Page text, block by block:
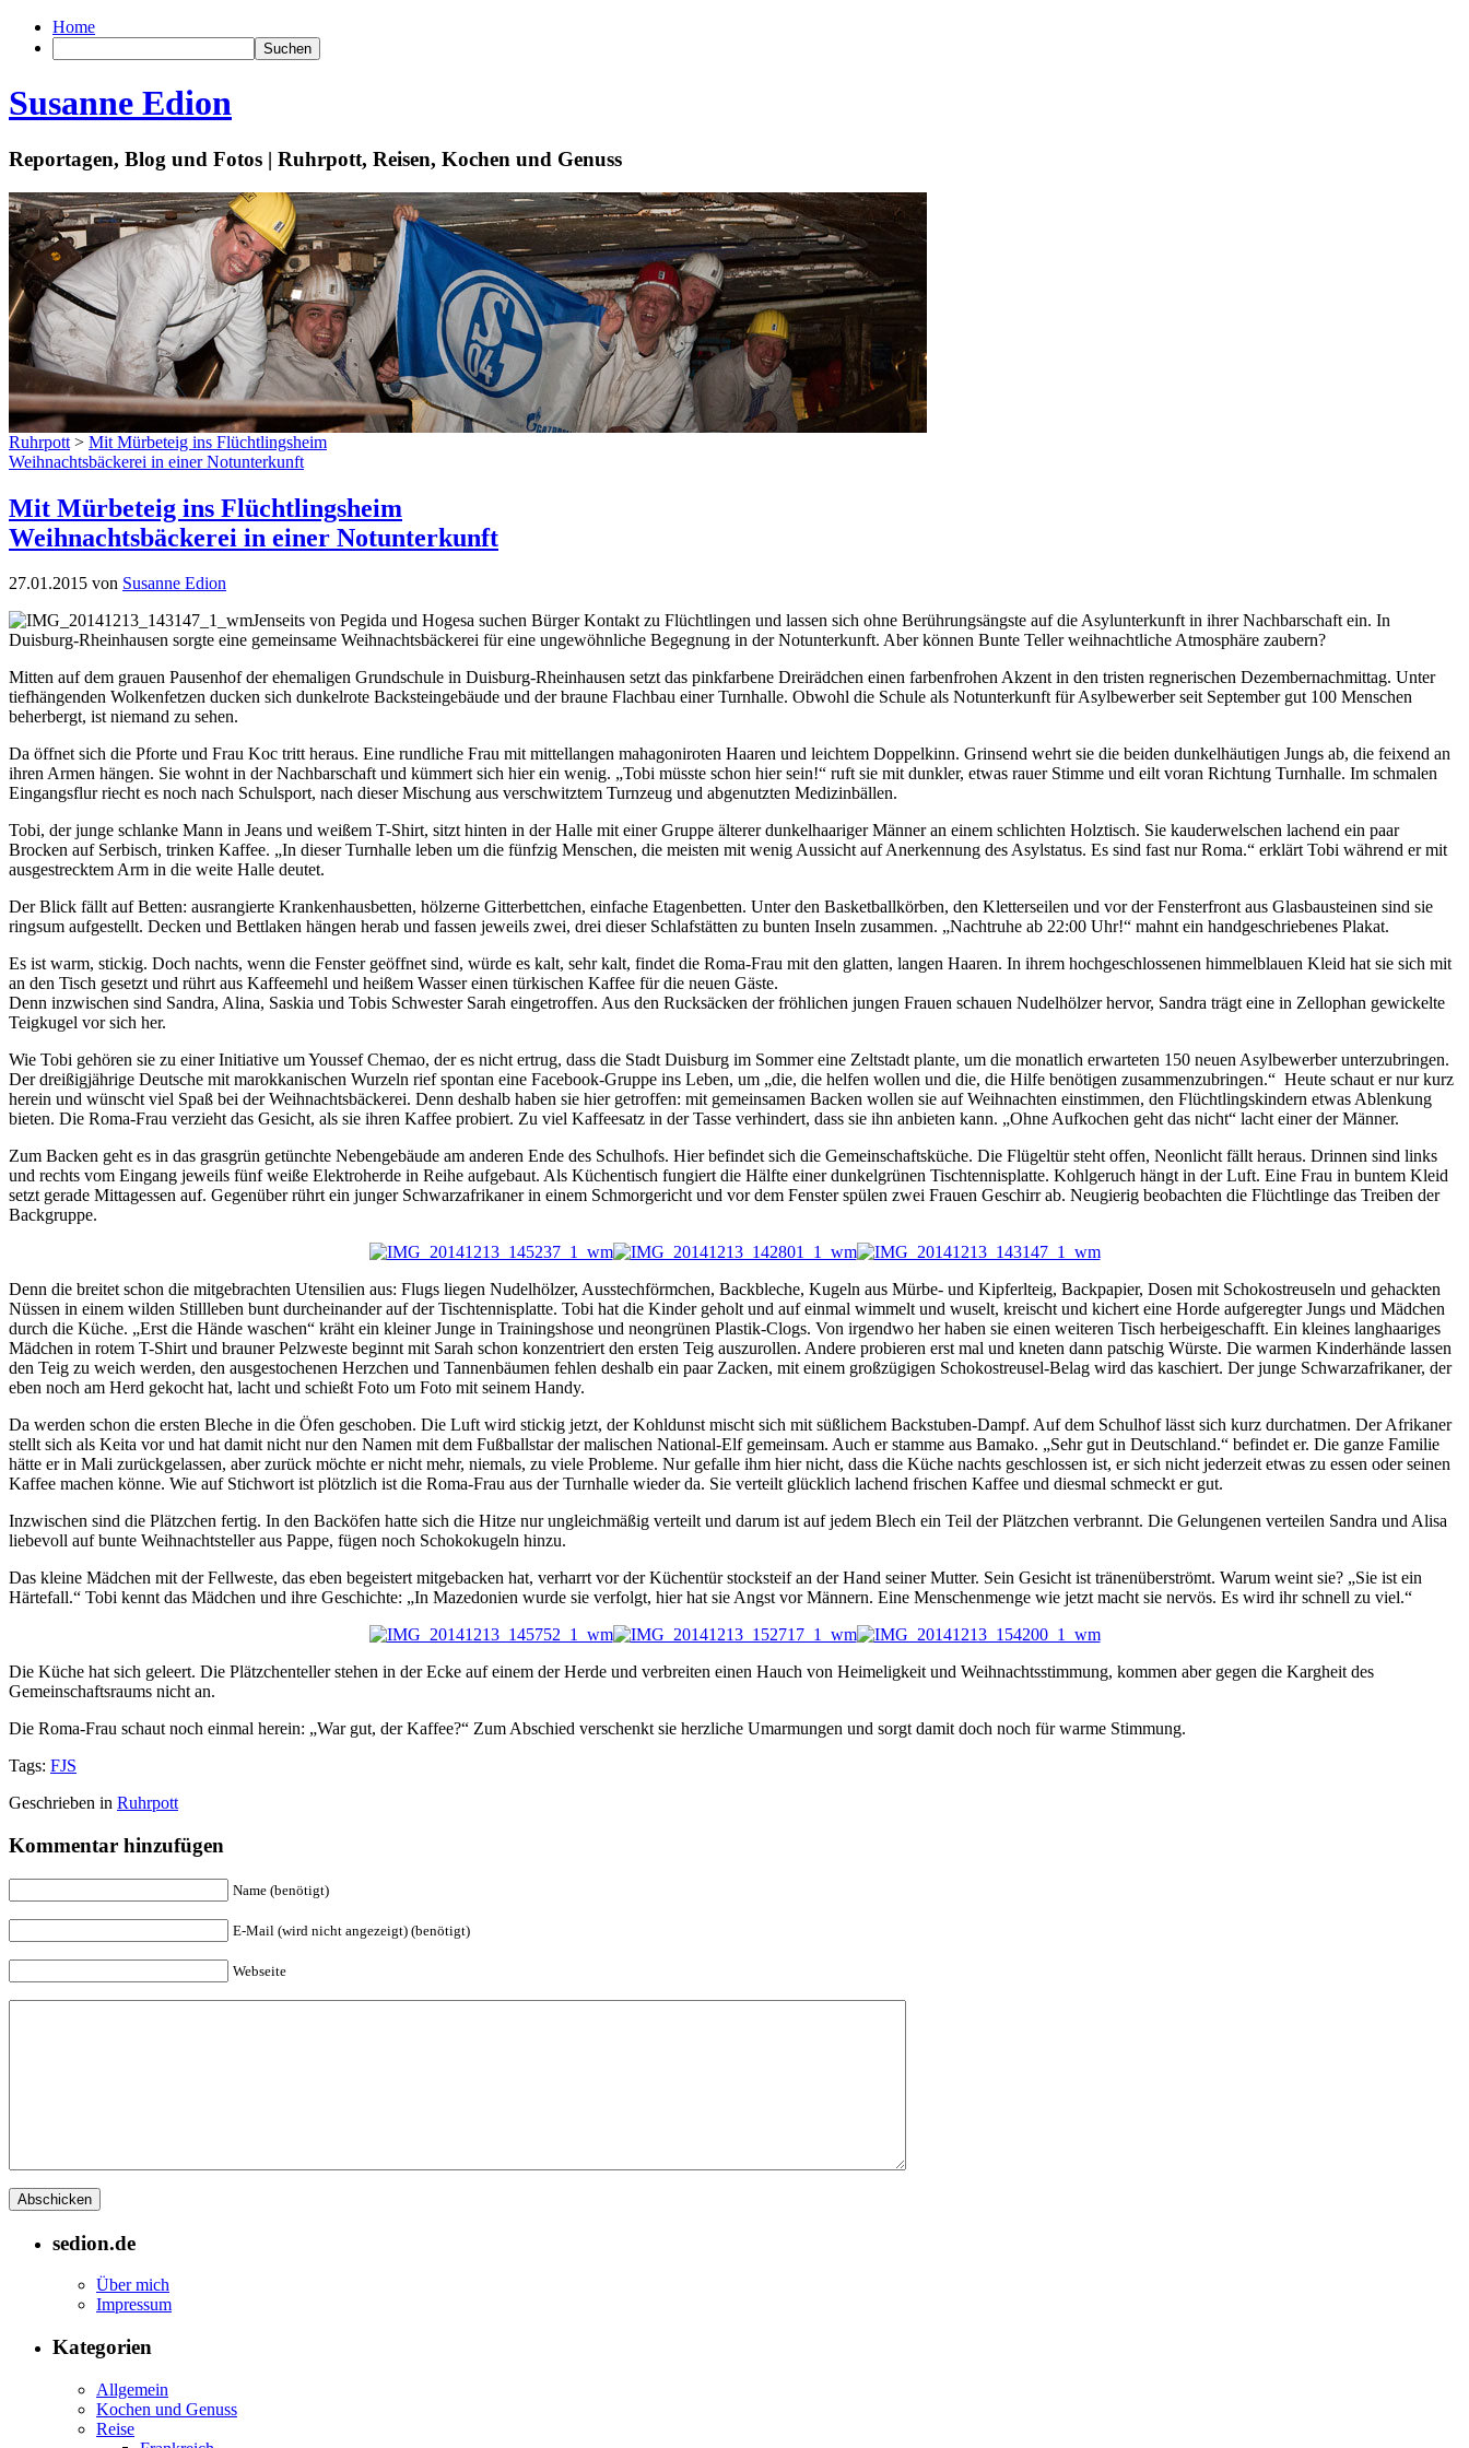
Home
Susanne Edion
Reportagen, Blog und Fotos | Ruhrpott, Reisen, Kochen und Genuss
Ruhrpott > Mit Mürbeteig ins Flüchtlingsheim
Weihnachtsbäckerei in einer Notunterkunft
Mit Mürbeteig ins Flüchtlingsheim
Weihnachtsbäckerei in einer Notunterkunft
27.01.2015 von Susanne Edion
Jenseits von Pegida und Hogesa suchen Bürger Kontakt zu Flüchtlingen und lassen sich ohne Berührungsängste auf die Asylunterkunft in ihrer Nachbarschaft ein. In
Duisburg-Rheinhausen sorgte eine gemeinsame Weihnachtsbäckerei für eine ungewöhnliche Begegnung in der Notunterkunft. Aber können Bunte Teller weihnachtliche Atmosphäre zaubern?
Mitten auf dem grauen Pausenhof der ehemaligen Grundschule in Duisburg-Rheinhausen setzt das pinkfarbene Dreirädchen einen farbenfrohen Akzent in den tristen regnerischen Dezembernachmittag. Unter
tiefhängenden Wolkenfetzen ducken sich dunkelrote Backsteingebäude und der braune Flachbau einer Turnhalle. Obwohl die Schule als Notunterkunft für Asylbewerber seit September gut 100 Menschen
beherbergt, ist niemand zu sehen.
Da öffnet sich die Pforte und Frau Koc tritt heraus. Eine rundliche Frau mit mittellangen mahagoniroten Haaren und leichtem Doppelkinn. Grinsend wehrt sie die beiden dunkelhäutigen Jungs ab, die feixend an
ihren Armen hängen. Sie wohnt in der Nachbarschaft und kümmert sich hier ein wenig. „Tobi müsste schon hier sein!“ ruft sie mit dunkler, etwas rauer Stimme und eilt voran Richtung Turnhalle. Im schmalen
Eingangsflur riecht es noch nach Schulsport, nach dieser Mischung aus verschwitztem Turnzeug und abgenutzten Medizinbällen.
Tobi, der junge schlanke Mann in Jeans und weißem T-Shirt, sitzt hinten in der Halle mit einer Gruppe älterer dunkelhaariger Männer an einem schlichten Holztisch. Sie kauderwelschen lachend ein paar
Brocken auf Serbisch, trinken Kaffee. „In dieser Turnhalle leben um die fünfzig Menschen, die meisten mit wenig Aussicht auf Anerkennung des Asylstatus. Es sind fast nur Roma.“ erklärt Tobi während er mit
ausgestrecktem Arm in die weite Halle deutet.
Der Blick fällt auf Betten: ausrangierte Krankenhausbetten, hölzerne Gitterbettchen, einfache Etagenbetten. Unter den Basketballkörben, den Kletterseilen und vor der Fensterfront aus Glasbausteinen sind sie
ringsum aufgestellt. Decken und Bettlaken hängen herab und fassen jeweils zwei, drei dieser Schlafstätten zu bunten Inseln zusammen. „Nachtruhe ab 22:00 Uhr!“ mahnt ein handgeschriebenes Plakat.
Es ist warm, stickig. Doch nachts, wenn die Fenster geöffnet sind, würde es kalt, sehr kalt, findet die Roma-Frau mit den glatten, langen Haaren. In ihrem hochgeschlossenen himmelblauen Kleid hat sie sich mit
an den Tisch gesetzt und rührt aus Kaffeemehl und heißem Wasser einen türkischen Kaffee für die neuen Gäste.
Denn inzwischen sind Sandra, Alina, Saskia und Tobis Schwester Sarah eingetroffen. Aus den Rucksäcken der fröhlichen jungen Frauen schauen Nudelhölzer hervor, Sandra trägt eine in Zellophan gewickelte
Teigkugel vor sich her.
Wie Tobi gehören sie zu einer Initiative um Youssef Chemao, der es nicht ertrug, dass die Stadt Duisburg im Sommer eine Zeltstadt plante, um die monatlich erwarteten 150 neuen Asylbewerber unterzubringen.
Der dreißigjährige Deutsche mit marokkanischen Wurzeln rief spontan eine Facebook-Gruppe ins Leben, um „die, die helfen wollen und die, die Hilfe benötigen zusammenzubringen.“ Heute schaut er nur kurz
herein und wünscht viel Spaß bei der Weihnachtsbäckerei. Denn deshalb haben sie hier getroffen: mit gemeinsamen Backen wollen sie auf Weihnachten einstimmen, den Flüchtlingskindern etwas Ablenkung
bieten. Die Roma-Frau verzieht das Gesicht, als sie ihren Kaffee probiert. Zu viel Kaffeesatz in der Tasse verhindert, dass sie ihn anbieten kann. „Ohne Aufkochen geht das nicht“ lacht einer der Männer.
Zum Backen geht es in das grasgrün getünchte Nebengebäude am anderen Ende des Schulhofs. Hier befindet sich die Gemeinschaftsküche. Die Flügeltür steht offen, Neonlicht fällt heraus. Drinnen sind links
und rechts vom Eingang jeweils fünf weiße Elektroherde in Reihe aufgebaut. Als Küchentisch fungiert die Hälfte einer dunkelgrünen Tischtennisplatte. Kohlgeruch hängt in der Luft. Eine Frau in buntem Kleid
setzt gerade Mittagessen auf. Gegenüber rührt ein junger Schwarzafrikaner in einem Schmorgericht und vor dem Fenster spülen zwei Frauen Geschirr ab. Neugierig beobachten die Flüchtlinge das Treiben der
Backgruppe.
Denn die breitet schon die mitgebrachten Utensilien aus: Flugs liegen Nudelhölzer, Ausstechförmchen, Backbleche, Kugeln aus Mürbe- und Kipferlteig, Backpapier, Dosen mit Schokostreuseln und gehackten
Nüssen in einem wilden Stillleben bunt durcheinander auf der Tischtennisplatte. Tobi hat die Kinder geholt und auf einmal wimmelt und wuselt, kreischt und kichert eine Horde aufgeregter Jungs und Mädchen
durch die Küche. „Erst die Hände waschen“ kräht ein kleiner Junge in Trainingshose und neongrünen Plastik-Clogs. Von irgendwo her haben sie einen weiteren Tisch herbeigeschafft. Ein kleines langhaariges
Mädchen in rotem T-Shirt und brauner Pelzweste beginnt mit Sarah schon konzentriert den ersten Teig auszurollen. Andere probieren erst mal und kneten dann patschig Würste. Die warmen Kinderhände lassen
den Teig zu weich werden, den ausgestochenen Herzchen und Tannenbäumen fehlen deshalb ein paar Zacken, mit einem großzügigen Schokostreusel-Belag wird das kaschiert. Der junge Schwarzafrikaner, der
eben noch am Herd gekocht hat, lacht und schießt Foto um Foto mit seinem Handy.
Da werden schon die ersten Bleche in die Öfen geschoben. Die Luft wird stickig jetzt, der Kohldunst mischt sich mit süßlichem Backstuben-Dampf. Auf dem Schulhof lässt sich kurz durchatmen. Der Afrikaner
stellt sich als Keita vor und hat damit nicht nur den Namen mit dem Fußballstar der malischen National-Elf gemeinsam. Auch er stamme aus Bamako. „Sehr gut in Deutschland.“ befindet er. Die ganze Familie
hätte er in Mali zurückgelassen, aber zurück möchte er nicht mehr, niemals, zu viele Probleme. Nur gefalle ihm hier nicht, dass die Küche nachts geschlossen ist, er sich nicht jederzeit etwas zu essen oder seinen
Kaffee machen könne. Wie auf Stichwort ist plötzlich ist die Roma-Frau aus der Turnhalle wieder da. Sie verteilt glücklich lachend frischen Kaffee und diesmal schmeckt er gut.
Inzwischen sind die Plätzchen fertig. In den Backöfen hatte sich die Hitze nur ungleichmäßig verteilt und darum ist auf jedem Blech ein Teil der Plätzchen verbrannt. Die Gelungenen verteilen Sandra und Alisa
liebevoll auf bunte Weihnachtsteller aus Pappe, fügen noch Schokokugeln hinzu.
Das kleine Mädchen mit der Fellweste, das eben begeistert mitgebacken hat, verharrt vor der Küchentür stocksteif an der Hand seiner Mutter. Sein Gesicht ist tränenüberströmt. Warum weint sie? „Sie ist ein
Härtefall.“ Tobi kennt das Mädchen und ihre Geschichte: „In Mazedonien wurde sie verfolgt, hier hat sie Angst vor Männern. Eine Menschenmenge wie jetzt macht sie nervös. Es wird ihr schnell zu viel.“
Die Küche hat sich geleert. Die Plätzchenteller stehen in der Ecke auf einem der Herde und verbreiten einen Hauch von Heimeligkeit und Weihnachtsstimmung, kommen aber gegen die Kargheit des
Gemeinschaftsraums nicht an.
Die Roma-Frau schaut noch einmal herein: „War gut, der Kaffee?“ Zum Abschied verschenkt sie herzliche Umarmungen und sorgt damit doch noch für warme Stimmung.
Tags: FJS
Geschrieben in Ruhrpott
Kommentar hinzufügen
Name (benötigt)
E-Mail (wird nicht angezeigt) (benötigt)
Webseite
sedion.de
Über mich
Impressum
Kategorien
Allgemein
Kochen und Genuss
Reise